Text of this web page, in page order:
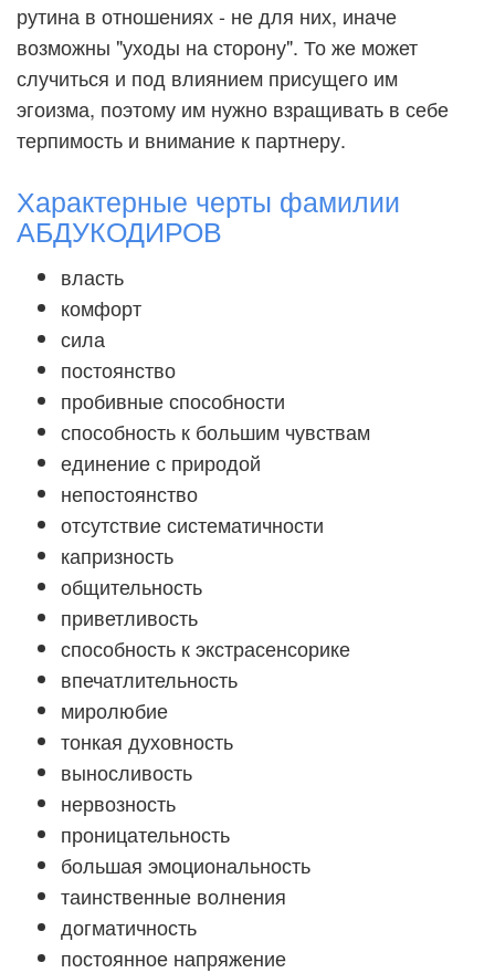
рутина в отношениях - не для них, иначе
возможны "уходы на сторону". То же может
случиться и под влиянием присущего им
эгоизма, поэтому им нужно взращивать в себе
терпимость и внимание к партнеру.
Характерные черты фамилии
АБДУКОДИРОВ
власть
комфорт
сила
постоянство
пробивные способности
способность к большим чувствам
единение с природой
непостоянство
отсутствие систематичности
капризность
общительность
приветливость
способность к экстрасенсорике
впечатлительность
миролюбие
тонкая духовность
выносливость
нервозность
проницательность
большая эмоциональность
таинственные волнения
догматичность
постоянное напряжение